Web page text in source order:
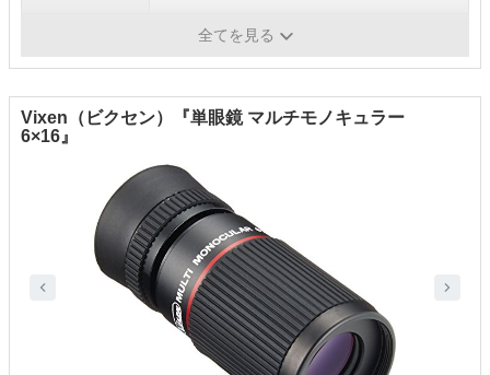
全てを見る
Vixen（ビクセン）『単眼鏡 マルチモノキュラー
6×16』